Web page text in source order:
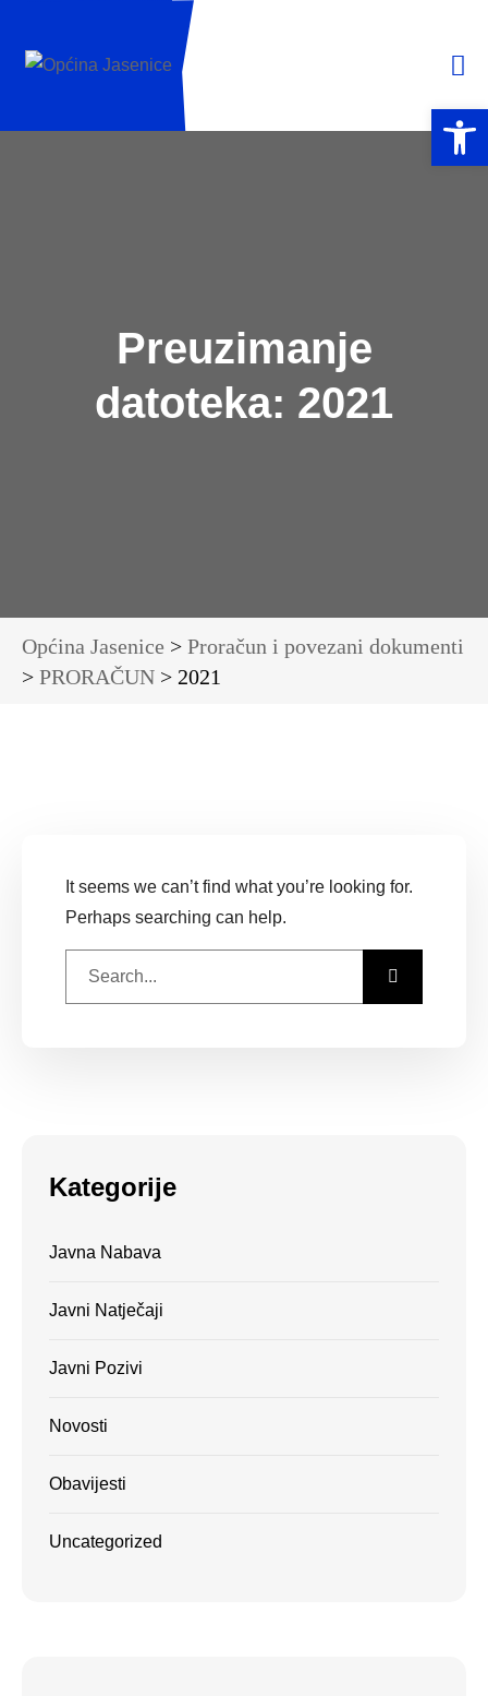
Preuzimanje
datoteka: 2021
Općina Jasenice > Proračun i povezani dokumenti
> PRORAČUN > 2021
It seems we can’t find what you’re looking for.
Perhaps searching can help.
Kategorije
Javna Nabava
Javni Natječaji
Javni Pozivi
Novosti
Obavijesti
Uncategorized